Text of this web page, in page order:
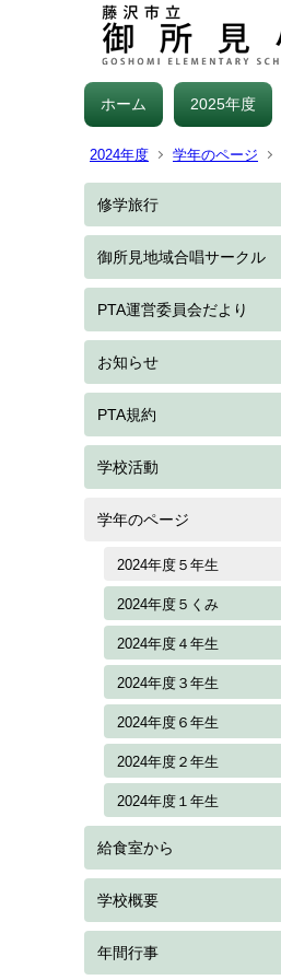
ホーム 2025年度
2024年度 学年のページ
修学旅行
御所見地域合唱サークル
PTA運営委員会だより
お知らせ
PTA規約
学校活動
学年のページ
2024年度５年生
2024年度５くみ
2024年度４年生
2024年度３年生
2024年度６年生
2024年度２年生
2024年度１年生
給食室から
学校概要
年間行事